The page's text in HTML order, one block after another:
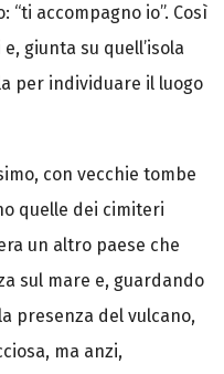
accompagno io”. Così
giunta su quell’isola
per individuare il luogo
con vecchie tombe
quelle dei cimiteri
un altro paese che
sul mare e, guardando
presenza del vulcano,
ma anzi,